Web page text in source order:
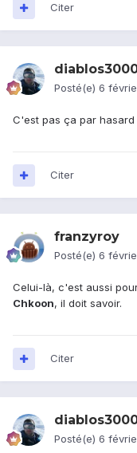
Citer
Posté(e) 6
C'est pas ça par hasard
Citer
franzyroy
Posté(e) 6
Celui-là, c'est aussi
Chkoon, il doit savoir.
Citer
Posté(e) 6